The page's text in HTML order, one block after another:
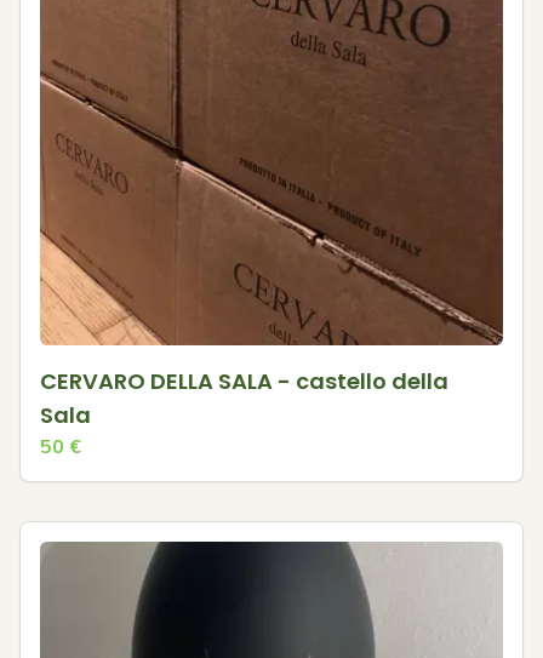
CERVARO DELLA SALA - castello della
Sala
50 €